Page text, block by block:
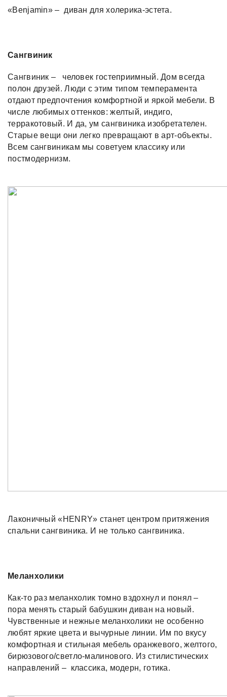
«Benjamin» – диван для холерика-эстета.
Сангвиник
Сангвиник – человек гостеприимный. Дом всегда
полон друзей. Люди с этим типом темперамента
отдают предпочтения комфортной и яркой мебели. В
числе любимых оттенков: желтый, индиго,
терракотовый. И да, ум сангвиника изобретателен.
Старые вещи они легко превращают в арт-объекты.
Всем сангвиникам мы советуем классику или
постмодернизм.
Лаконичный «HENRY» станет центром притяжения
спальни сангвиника. И не только сангвиника.
Меланхолики
Как-то раз меланхолик томно вздохнул и понял –
пора менять старый бабушкин диван на новый.
Чувственные и нежные меланхолики не особенно
любят яркие цвета и вычурные линии. Им по вкусу
комфортная и стильная мебель оранжевого, желтого,
бирюзового/светло-малинового. Из стилистических
направлений – классика, модерн, готика.